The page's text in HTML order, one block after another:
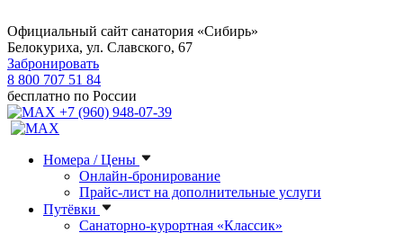
Официальный сайт санатория «Сибирь»
Белокуриха, ул. Славского, 67
Забронировать
8 800 707 51 84
бесплатно по России
+7 (960) 948-07-39
Номера / Цены
Онлайн-бронирование
Прайс-лист на дополнительные услуги
Путёвки
Санаторно-курортная «Классик»